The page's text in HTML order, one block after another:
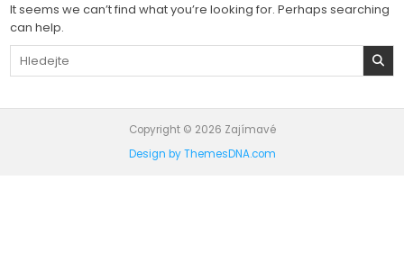
It seems we can’t find what you’re looking for. Perhaps searching
can help.
Search
for:
Copyright © 2026 Zajímavé
Design by ThemesDNA.com